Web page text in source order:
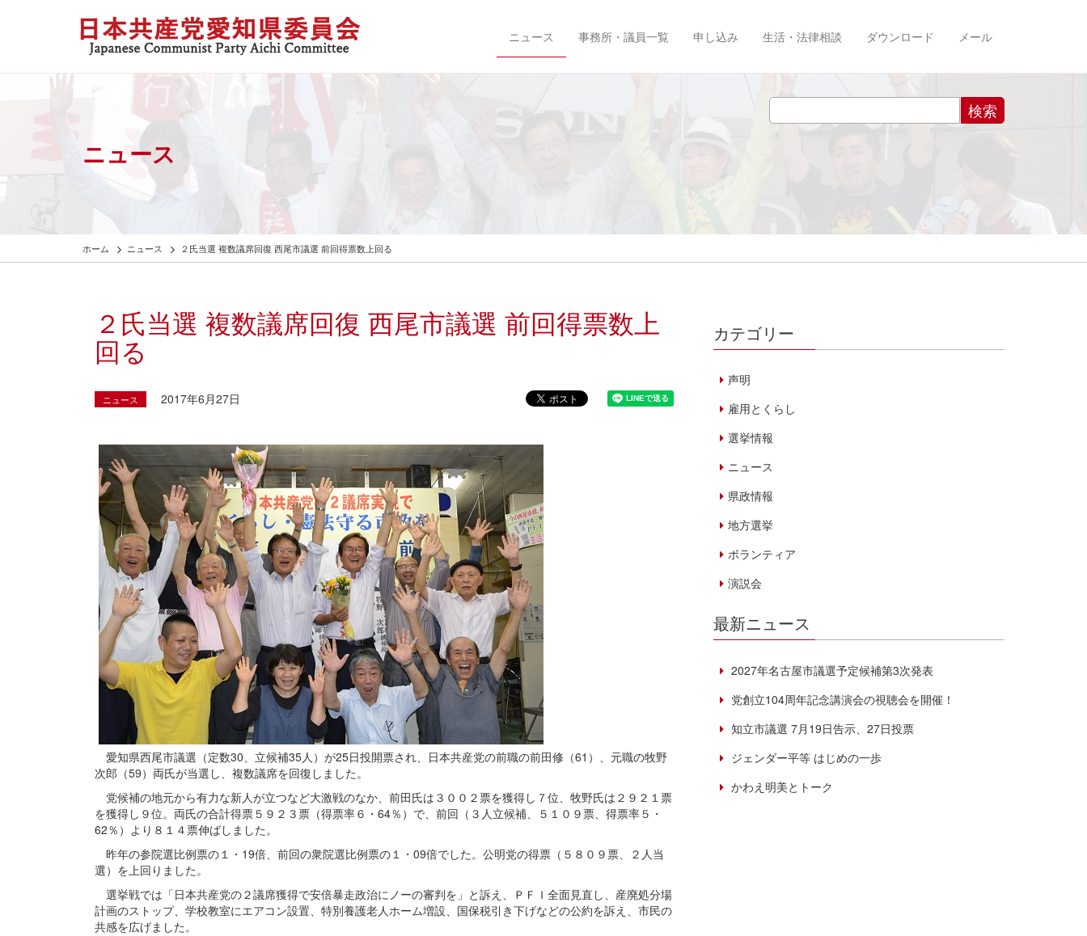
ニュース 事務所・議員一覧 申し込み 生活・法律相談 ダウンロード メール
ニュース
ホーム ニュース ２氏当選 複数議席回復 西尾市議選 前回得票数上回る
２氏当選 複数議席回復 西尾市議選 前回得票数上
回る
ニュース 2017年6月27日
愛知県西尾市議選（定数30、立候補35人）が25日投開票され、日本共産党の前職の前田修（61）、元職の牧野
次郎（59）両氏が当選し、複数議席を回復しました。
党候補の地元から有力な新人が立つなど大激戦のなか、前田氏は３００２票を獲得し７位、牧野氏は２９２１票
を獲得し９位。両氏の合計得票５９２３票（得票率６・64％）で、前回（３人立候補、５１０９票、得票率５・
62％）より８１４票伸ばしました。
昨年の参院選比例票の１・19倍、前回の衆院選比例票の１・09倍でした。公明党の得票（５８０９票、２人当
選）を上回りました。
選挙戦では「日本共産党の２議席獲得で安倍暴走政治にノーの審判を」と訴え、ＰＦＩ全面見直し、産廃処分場
計画のストップ、学校教室にエアコン設置、特別養護老人ホーム増設、国保税引き下げなどの公約を訴え、市民の
共感を広げました。
カテゴリー
声明
雇用とくらし
選挙情報
ニュース
県政情報
地方選挙
ボランティア
演説会
最新ニュース
2027年名古屋市議選予定候補第3次発表
党創立104周年記念講演会の視聴会を開催！
知立市議選 7月19日告示、27日投票
ジェンダー平等 はじめの一歩
かわえ明美とトーク